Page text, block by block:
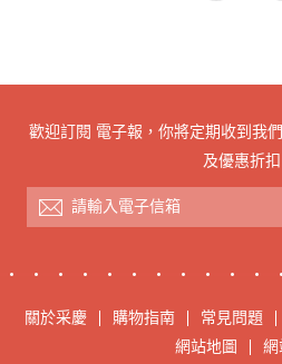
歡迎訂閱 電子報，你將定期收到我
及優惠折扣
關於采慶 購物指南 常見問題
網站地圖
網